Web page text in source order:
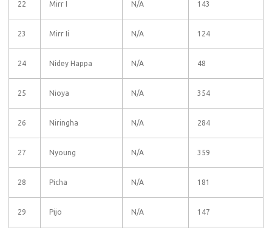
22 Mirr I N/A 143
23 Mirr Ii N/A 124
24 Nidey Happa N/A 48
25 Nioya N/A 354
26 Niringha N/A 284
27 Nyoung N/A 359
28 Picha N/A 181
29 Pijo N/A 147